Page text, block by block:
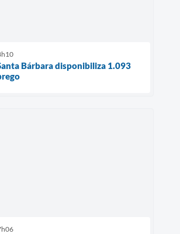
Bárbara disponibiliza 1.093